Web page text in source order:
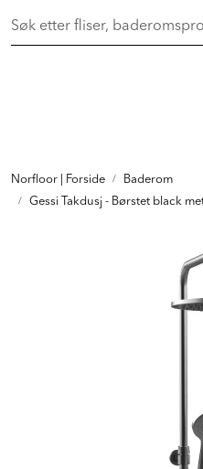
FAST LAVPRIS på en rekke
Norfloor | Forside
Baderom
Gessi Takdusj - Børstet black
INTERIØR